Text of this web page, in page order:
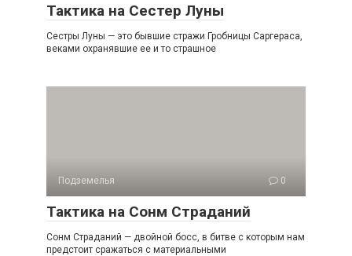
Тактика на Сестер Луны
Сестры Луны — это бывшие стражи Гробницы Саргераса,
веками охранявшие ее и то страшное
Подземелья 0
Тактика на Сонм Страданий
Сонм Страданий — двойной босс, в битве с которым нам
предстоит сражаться с материальными